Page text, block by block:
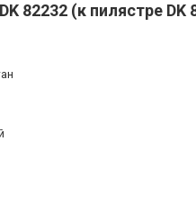
82232 (к пилястре